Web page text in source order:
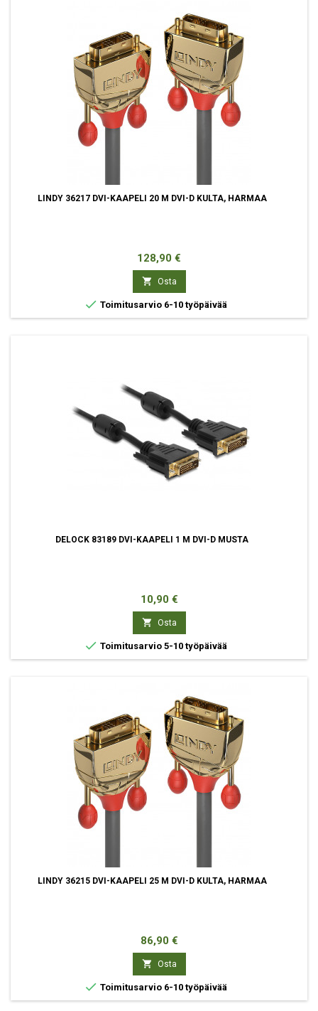
LINDY 36217 DVI-KAAPELI 20 M DVI-D KULTA, HARMAA
Hinta
128,90 €
 Osta
 Toimitusarvio 6-10 työpäivää
DELOCK 83189 DVI-KAAPELI 1 M DVI-D MUSTA
Hinta
10,90 €
 Osta
 Toimitusarvio 5-10 työpäivää
LINDY 36215 DVI-KAAPELI 25 M DVI-D KULTA, HARMAA
Hinta
86,90 €
 Osta
 Toimitusarvio 6-10 työpäivää